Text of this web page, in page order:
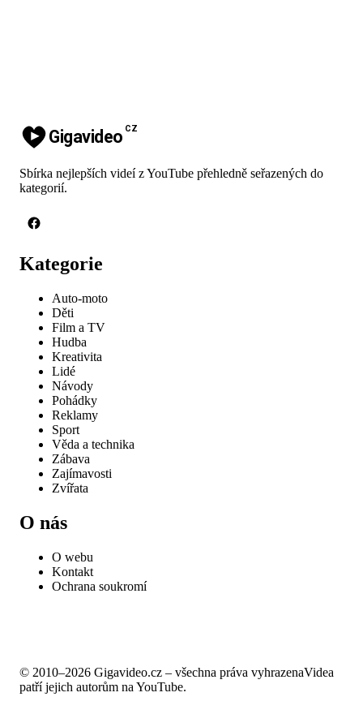
Gigavideo CZ
Sbírka nejlepších videí z YouTube přehledně seřazených do
kategorií.
Kategorie
Auto-moto
Děti
Film a TV
Hudba
Kreativita
Lidé
Návody
Pohádky
Reklamy
Sport
Věda a technika
Zábava
Zajímavosti
Zvířata
O nás
O webu
Kontakt
Ochrana soukromí
© 2010–2026 Gigavideo.cz – všechna práva vyhrazenaVidea
patří jejich autorům na YouTube.